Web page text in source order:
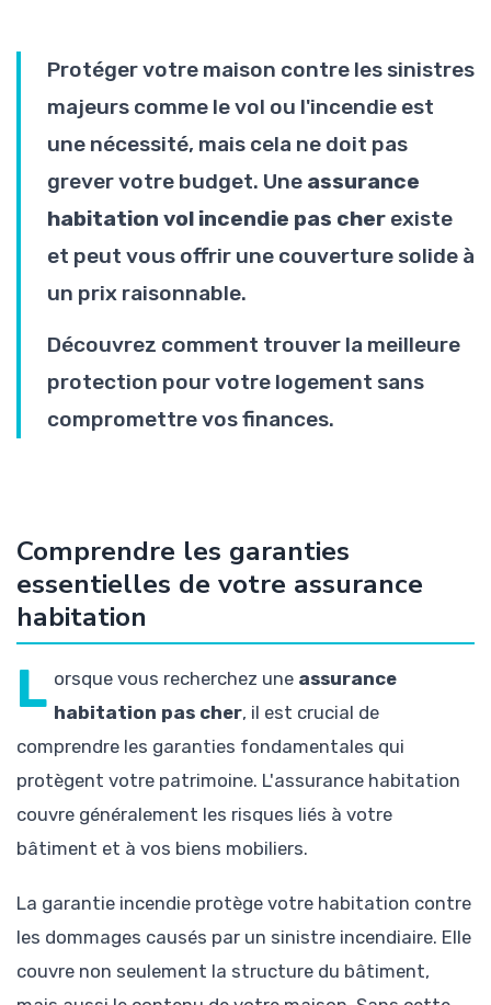
Protéger votre maison contre les sinistres
majeurs comme le vol ou l'incendie est
une nécessité, mais cela ne doit pas
grever votre budget. Une assurance
habitation vol incendie pas cher existe
et peut vous offrir une couverture solide à
un prix raisonnable.
Découvrez comment trouver la meilleure
protection pour votre logement sans
compromettre vos finances.
Comprendre les garanties
essentielles de votre assurance
habitation
L orsque vous recherchez une assurance
habitation pas cher, il est crucial de
comprendre les garanties fondamentales qui
protègent votre patrimoine. L'assurance habitation
couvre généralement les risques liés à votre
bâtiment et à vos biens mobiliers.
La garantie incendie protège votre habitation contre
les dommages causés par un sinistre incendiaire. Elle
couvre non seulement la structure du bâtiment,